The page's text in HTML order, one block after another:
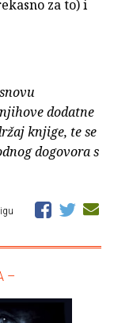
za to) i
dodatne
knjige, te se
dogovora s
–